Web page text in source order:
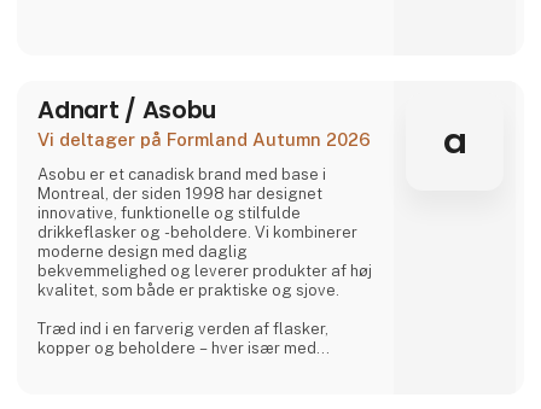
Alle små glasperler er forgyldt sølv og
sterling sølv.
Alle smykker laves i København.
Adnart / Asobu
Vi deltager på Formland Autumn 2026
Asobu er et canadisk brand med base i
Montreal, der siden 1998 har designet
innovative, funktionelle og stilfulde
drikkeflasker og -beholdere. Vi kombinerer
moderne design med daglig
bekvemmelighed og leverer produkter af høj
kvalitet, som både er praktiske og sjove.
Træd ind i en farverig verden af flasker,
kopper og beholdere – hver især med
a